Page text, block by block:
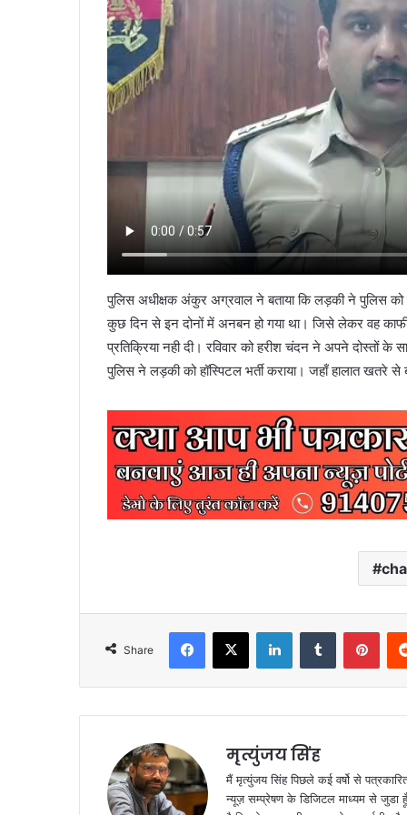
पुलिस अधीक्षक अंकुर अग्रवाल ने बताया कि लड़की ने पुलिस
कुछ दिन से इन दोनों में अनबन हो गया था। जिसे लेकर वह
प्रतिक्रिया नही दी। रविवार को हरीश चंदन ने अपने
पुलिस ने लड़की को हॉस्पिटल भर्ती कराया। जहाँ हालात खतरे से
Share
Facebook
X LinkedInTumblr
मृत्युंजय सिंह
मैं मृत्युंजय सिंह पिछले कई वर्षो से
न्यूज़ सम्प्रेषण के डिजिटल माध्यम से जुडा